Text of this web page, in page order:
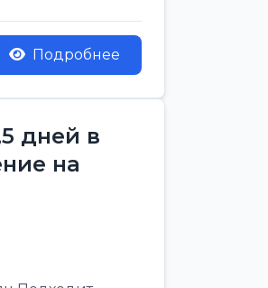
Подробнее
дней в
на